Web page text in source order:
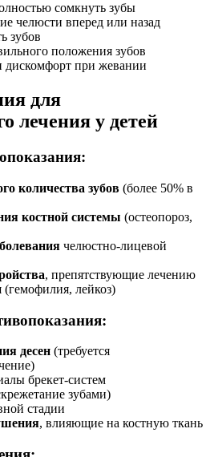
сомкнуть зубы
челюсти вперед или назад
зубов
положения зубов
при жевании
для
лечения у детей
количества зубов (более 50% в
костной системы (остеопороз,
челюстно-лицевой
, препятствующие лечению
(гемофилия, лейкоз)
десен (требуется
брекет-систем
зубами)
стадии
, влияющие на костную ткань